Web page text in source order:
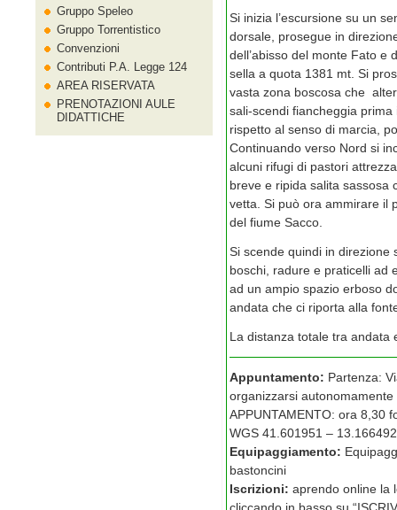
Si inizia l’escursione su un
dorsale, prosegue in
dell’abisso del monte Fato e
sella a quota 1381 mt. Si
vasta zona boscosa che
sali-scendi fiancheggia
rispetto al senso di marcia,
Continuando verso Nord si
alcuni rifugi di pastori
breve e ripida salita sassosa
vetta. Si può ora ammirare il
del fiume Sacco.
Si scende quindi in direzione
boschi, radure e praticelli ad
ad un ampio spazio erboso
andata che ci riporta alla
La distanza totale tra andata
Appuntamento: Partenza:
organizzarsi
APPUNTAMENTO: ora 8,30
WGS 41.601951 – 13.166492
Equipaggiamento:
bastoncini
Iscrizioni: aprendo online la
Gruppo Speleo
Gruppo Torrentistico
Convenzioni
Contributi P.A. Legge 124
AREA RISERVATA
PRENOTAZIONI AULE
DIDATTICHE